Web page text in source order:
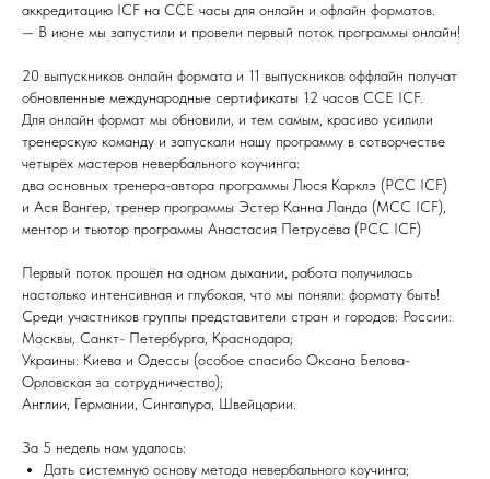
аккредитацию ICF на CCE часы для онлайн и офлайн форматов.
— В июне мы запустили и провели первый поток программы онлайн!
20 выпускников онлайн формата и 11 выпускников оффлайн получат
обновленные международные сертификаты 12 часов CCE ICF.
Для онлайн формат мы обновили, и тем самым, красиво усилили
тренерскую команду и запускали нашу программу в сотворчестве
четырёх мастеров невербального коучинга:
два основных тренера-автора программы Люся Карклэ (РСC ICF)
и Ася Вангер, тренер программы Эстер Канна Ланда (МСС ICF),
ментор и тьютор программы Анастасия Петрусёва (PCC ICF)
Первый поток прошёл на одном дыхании, работа получилась
настолько интенсивная и глубокая, что мы поняли: формату быть!
Среди участников группы представители стран и городов: России:
Москвы, Санкт- Петербурга, Краснодара;
Украины: Киева и Одессы (особое спасибо Оксана Белова-
Орловская за сотрудничество);
Англии, Германии, Сингапура, Швейцарии.
За 5 недель нам удалось:
Дать системную основу метода невербального коучинга;